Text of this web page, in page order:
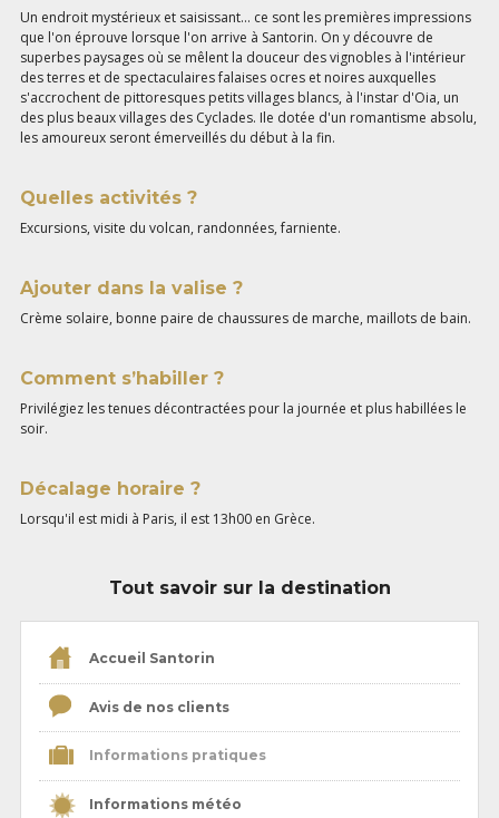
Un endroit mystérieux et saisissant... ce sont les premières impressions
que l'on éprouve lorsque l'on arrive à Santorin. On y découvre de
superbes paysages où se mêlent la douceur des vignobles à l'intérieur
des terres et de spectaculaires falaises ocres et noires auxquelles
s'accrochent de pittoresques petits villages blancs, à l'instar d'Oia, un
des plus beaux villages des Cyclades. Ile dotée d'un romantisme absolu,
les amoureux seront émerveillés du début à la fin.
Quelles activités ?
Excursions, visite du volcan, randonnées, farniente.
Ajouter dans la valise ?
Crème solaire, bonne paire de chaussures de marche, maillots de bain.
Comment s’habiller ?
Privilégiez les tenues décontractées pour la journée et plus habillées le
soir.
Décalage horaire ?
Lorsqu'il est midi à Paris, il est 13h00 en Grèce.
Tout savoir sur la destination
Accueil Santorin
Avis de nos clients
Informations pratiques
Informations météo